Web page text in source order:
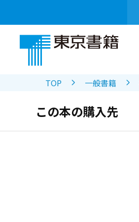
TOP 一般書籍
この本の購入先